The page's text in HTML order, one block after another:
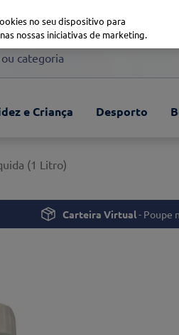
categoria
e Criança Desporto
(1 Litro)
Carteira Virtual- Poupe
no seu dispositivo para
nossas iniciativas de marketing.